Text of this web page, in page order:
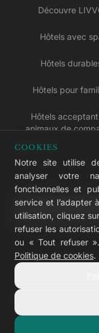
Découvre
Hôtels avec
Hôtels
Hôtels pour
Hôtels
animaux de
Hôtels tout
LIVVO Plus
COOKIES
Notre site utilise
analyser votre
fonctionnelles et
service et l’adapter
utilisation, cliquez
refuser les
ou « Tout refuser
Politique de cookies.